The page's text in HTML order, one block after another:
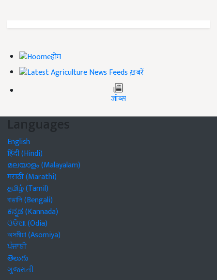
होम
ख़बरें
जॉब्स
Languages
English
हिंदी (Hindi)
മലയാളം (Malayalam)
मराठी (Marathi)
தமிழ் (Tamil)
বাঙালি (Bengali)
ಕನ್ನಡ (Kannada)
ଓଡିଆ (Odia)
অসমীয়া (Asomiya)
ਪੰਜਾਬੀ
తెలుగు
ગુજરાતી